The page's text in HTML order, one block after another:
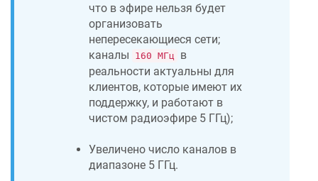
что в эфире нельзя будет
организовать
непересекающиеся сети;
каналы
160 МГц
в
реальности актуальны для
клиентов, которые имеют их
поддержку, и работают в
чистом радиоэфире 5 ГГц);
Увеличено число каналов в
диапазоне 5 ГГц.